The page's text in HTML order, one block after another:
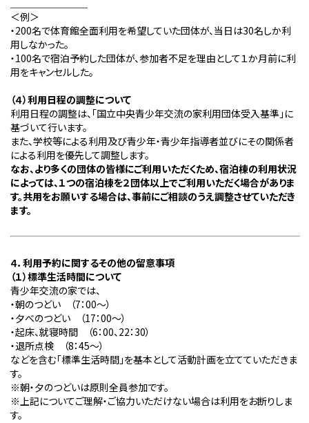
＜例＞
・200名で体育館全面利用を希望していた団体が、当日は30名しか利
用しなかった。
・100名で宿泊予約した団体が、参加者不足を理由として１か月前に利
用をキャンセルした。
（４）利用日程の調整について
利用日程の調整は、「国立中央青少年交流の家利用団体受入基準」に
基づいて行います。
また、学校等による利用及び青少年・青少年指導者並びにその関係者
による利用を優先して調整します。
なお、より多くの団体の皆様にご利用いただくため、宿泊棟の利用状況
によっては、１つの宿泊棟を２団体以上でご利用いただく場合がありま
す。共用をお願いする場合は、事前にご相談のうえ調整させていただき
ます。
４．利用予約に関するその他の留意事項
（１）標準生活時間について
青少年交流の家では、
・朝のつどい （7：00～）
・夕べのつどい （17：00～）
・起床、就寝時間 （6：00、22：30）
・退所点検 （8：45～）
などを含む「標準生活時間」を基本として活動計画を立てていただきま
す。
※朝・夕のつどいは原則全員参加です。
※上記についてご理解・ご協力いただけない場合は利用をお断りしま
す。